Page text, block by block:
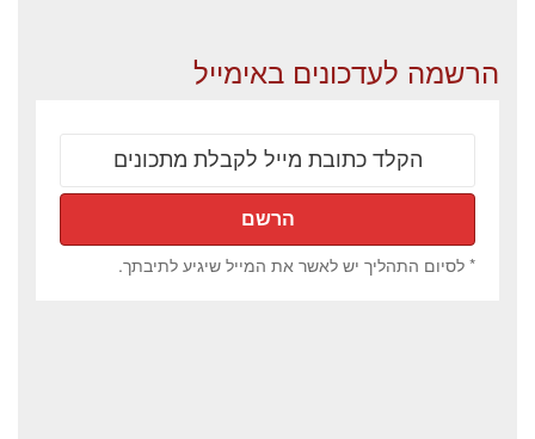
הרשמה לעדכונים באימייל
* לסיום התהליך יש לאשר את המייל שיגיע לתיבתך.